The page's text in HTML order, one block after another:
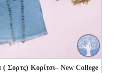
Σορτς) Κορίτσι– New College